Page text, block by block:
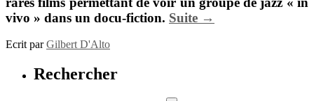
vivo » dans un docu-fiction. Suite →
Ecrit parGilbert D'Alto
Rechercher